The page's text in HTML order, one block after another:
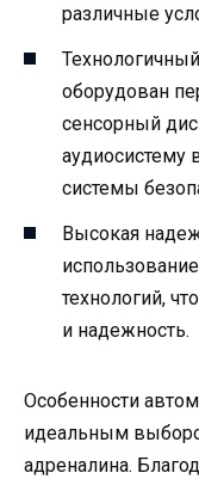
различные
оборудован
сенсорный
аудиосистему
системы
Высокая
технологий,
и надежность.
Особенности
идеальным
адреналина.